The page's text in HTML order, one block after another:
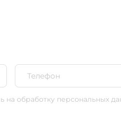
на обработку персональных